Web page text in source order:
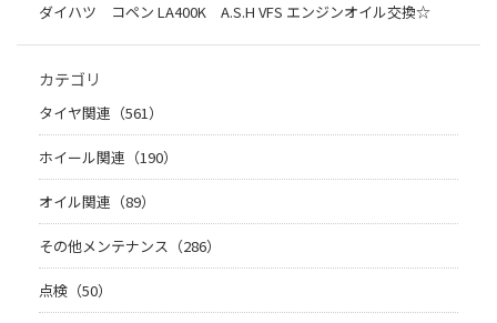
ダイハツ コペン LA400K A.S.H VFS エンジンオイル交換☆
カテゴリ
タイヤ関連（561）
ホイール関連（190）
オイル関連（89）
その他メンテナンス（286）
点検（50）